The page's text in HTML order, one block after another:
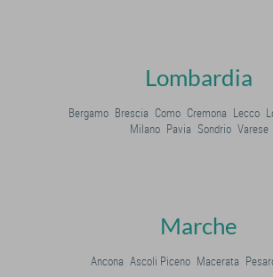
Lombardia
Bergamo Brescia Como Cremona Lecco
Milano Pavia Sondrio Varese
Marche
Ancona Ascoli Piceno Macerata